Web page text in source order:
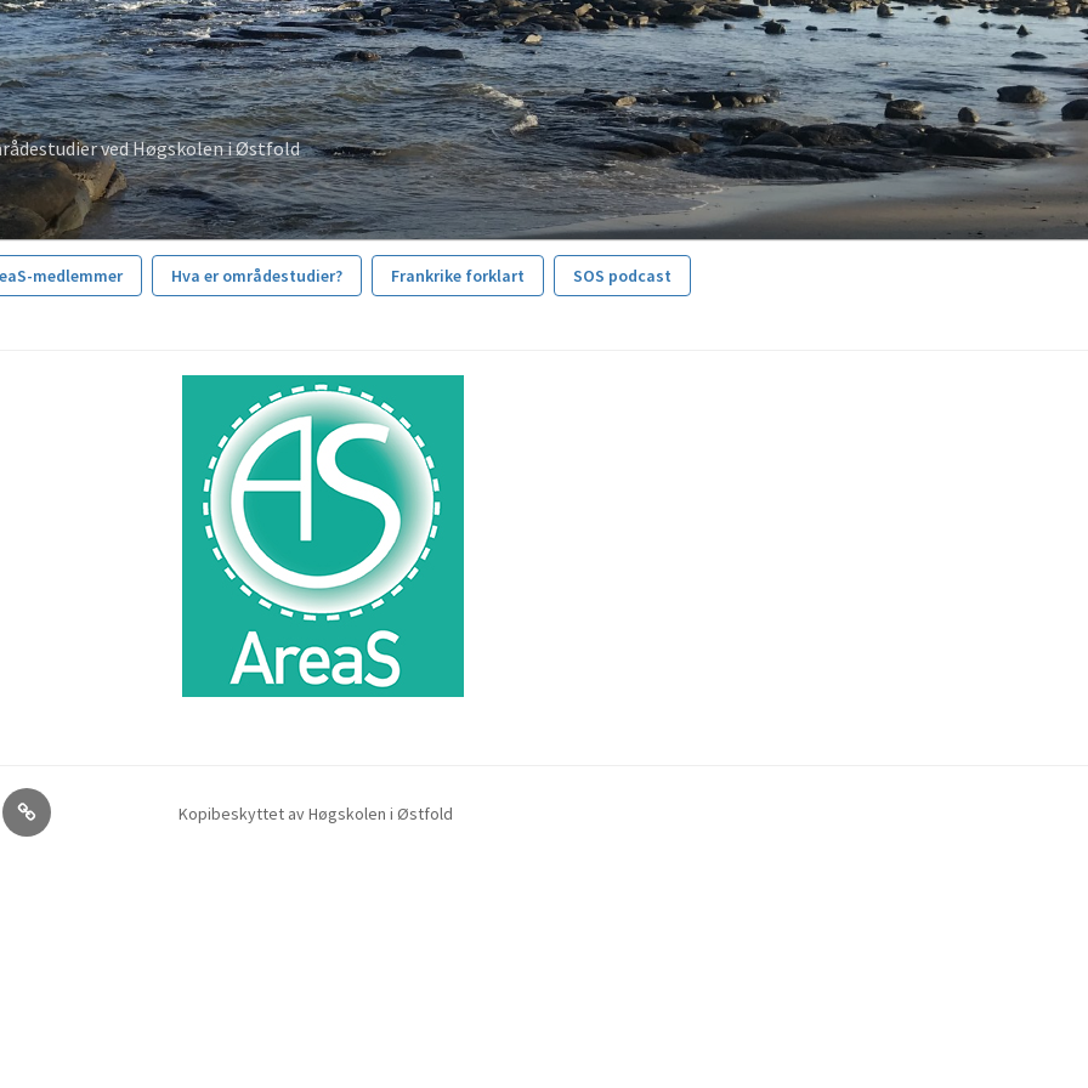
ved Høgskolen i Østfold
medlemmer Hva er områdestudier? Frankrike forklart
SOS podcast
SOS
podcast
Kopibeskyttet av Høgskolen i Østfold